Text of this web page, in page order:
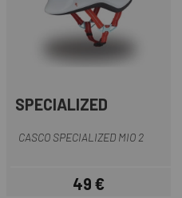
SPECIALIZED
CASCO SPECIALIZED MIO 2
Precio
49 €